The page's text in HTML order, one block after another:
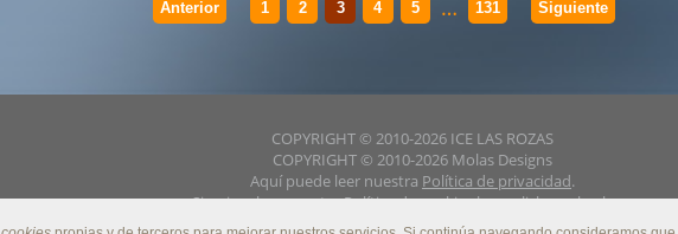
Anterior 1 2 3 4 5 … 131 Siguiente
COPYRIGHT © 2010-2026 ICE LAS ROZAS
COPYRIGHT © 2010-2026 Molas Designs
Aquí puede leer nuestra Política de privacidad.
Si quiere leer nuestraPolítica de cookieshaga click en el enlace.
Si quiere leer nuestro Aviso Legalhaga click en el enlace.